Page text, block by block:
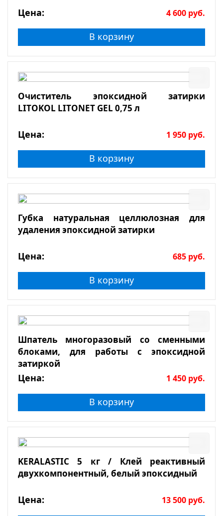
Цена: 4 600 руб.
В корзину
Очиститель эпоксидной затирки
LITOKOL LITONET GEL 0,75 л
Цена: 1 950 руб.
В корзину
Губка натуральная целлюлозная для
удаления эпоксидной затирки
Цена: 685 руб.
В корзину
Шпатель многоразовый со сменными
блоками, для работы с эпоксидной
затиркой
Цена: 1 450 руб.
В корзину
KERALASTIC 5 кг / Клей реактивный
двухкомпонентный, белый эпоксидный
Цена: 13 500 руб.